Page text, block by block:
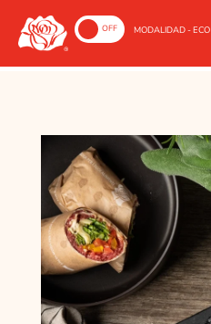
ON OFF MODALIDAD - ECO